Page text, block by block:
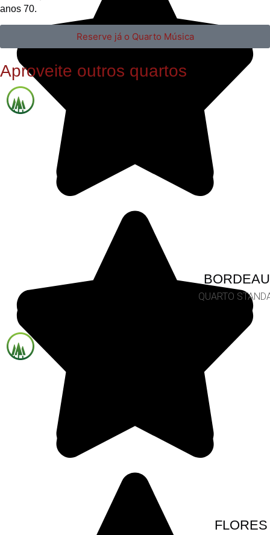
anos 70.
Reserve já o Quarto Música
Aproveite outros quartos
QUARTO
FLORES